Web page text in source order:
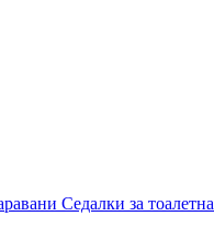
Седалки за тоалетна